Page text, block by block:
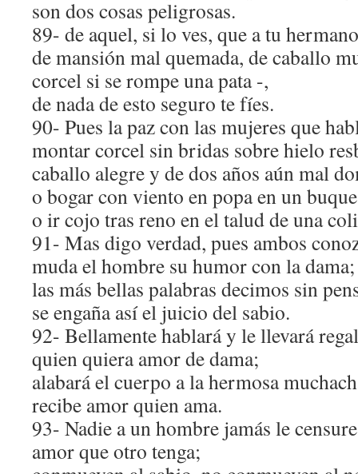
son dos cosas peligrosas.
89- de aquel, si lo ves, que a tu
de mansión mal quemada, de caballo
corcel si se rompe una pata -,
de nada de esto seguro te fíes.
90- Pues la paz con las mujeres que
montar corcel sin bridas sobre hielo
caballo alegre y de dos años aún mal
o bogar con viento en popa en un
o ir cojo tras reno en el talud de una
91- Mas digo verdad, pues ambos
muda el hombre su humor con la dama;
las más bellas palabras decimos sin
se engaña así el juicio del sabio.
92- Bellamente hablará y le llevará
quien quiera amor de dama;
alabará el cuerpo a la hermosa
recibe amor quien ama.
93- Nadie a un hombre jamás le censure
amor que otro tenga;